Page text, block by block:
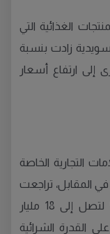
الغذائية التي
زادت بنسبة
إلى ارتفاع أسعار
التجارية الخاصة
بالمتاجر نحو 88 مليار كرونة في عام 2023. في المقابل، تراجعت
مبيعات المنتجات العضوية بنسبة 3.8% لتصل إلى 18 مليار
القدرة الشرائية